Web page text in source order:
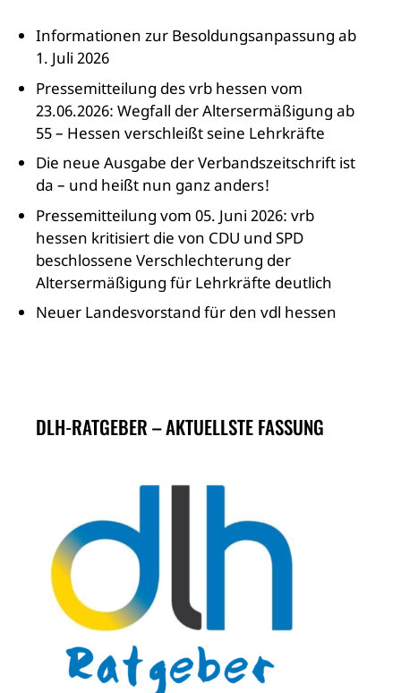
Informationen zur Besoldungsanpassung ab
1. Juli 2026
Pressemitteilung des vrb hessen vom
23.06.2026: Wegfall der Altersermäßigung ab
55 – Hessen verschleißt seine Lehrkräfte
Die neue Ausgabe der Verbandszeitschrift ist
da – und heißt nun ganz anders!
Pressemitteilung vom 05. Juni 2026: vrb
hessen kritisiert die von CDU und SPD
beschlossene Verschlechterung der
Altersermäßigung für Lehrkräfte deutlich
Neuer Landesvorstand für den vdl hessen
DLH-RATGEBER – AKTUELLSTE FASSUNG